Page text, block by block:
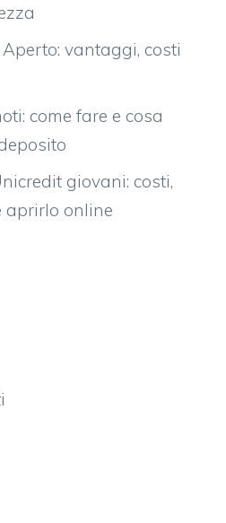
vantaggi, costi
come fare e cosa
giovani: costi,
aprirlo online